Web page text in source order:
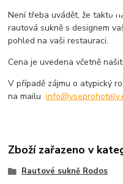
Není třeba uvádět, že takto
rautová sukně s designem
pohled na vaši restauraci.
Cena je uvedena včetně
V případě zájmu o atypický
na mailu
Zboží zařazeno v
Rautové sukně Rodos